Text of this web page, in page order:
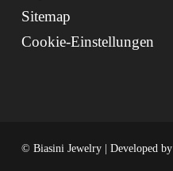
Sitemap
Cookie-Einstellungen
© Biasini Jewelry | Developed by